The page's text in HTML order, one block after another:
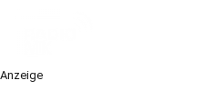
Anzeige